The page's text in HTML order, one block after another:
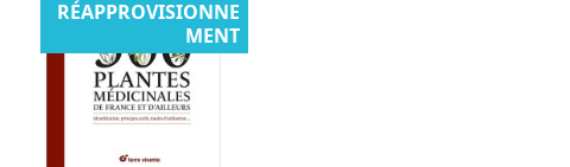
RÉAPPROVISIONNE
MENT